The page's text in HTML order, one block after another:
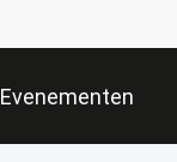
Evenementen